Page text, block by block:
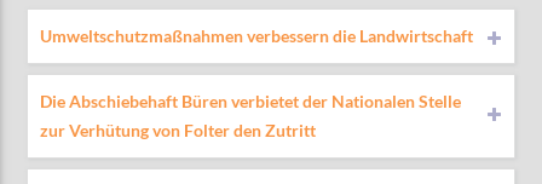
Umweltschutzmaßnahmen verbessern die Landwirtschaft
Die Abschiebehaft Büren verbietet der Nationalen Stelle
zur Verhütung von Folter den Zutritt